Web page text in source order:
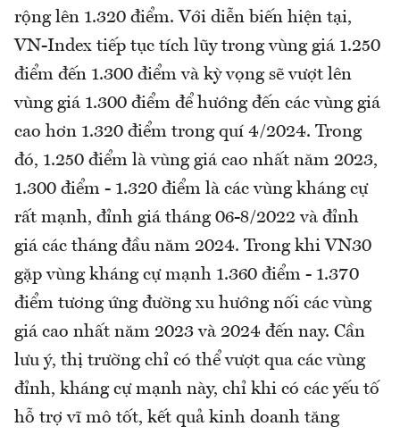
rộng lên 1.320 điểm. Với diễn biến hiện tại,
VN-Index tiếp tục tích lũy trong vùng giá 1.250
điểm đến 1.300 điểm và kỳ vọng sẽ vượt lên
vùng giá 1.300 điểm để hướng đến các vùng giá
cao hơn 1.320 điểm trong quí 4/2024. Trong
đó, 1.250 điểm là vùng giá cao nhất năm 2023,
1.300 điểm - 1.320 điểm là các vùng kháng cự
rất mạnh, đỉnh giá tháng 06-8/2022 và đỉnh
giá các tháng đầu năm 2024. Trong khi VN30
gặp vùng kháng cự mạnh 1.360 điểm - 1.370
điểm tương ứng đường xu hướng nối các vùng
giá cao nhất năm 2023 và 2024 đến nay. Cần
lưu ý, thị trường chỉ có thể vượt qua các vùng
đỉnh, kháng cự mạnh này, chỉ khi có các yếu tố
hỗ trợ vĩ mô tốt, kết quả kinh doanh tăng